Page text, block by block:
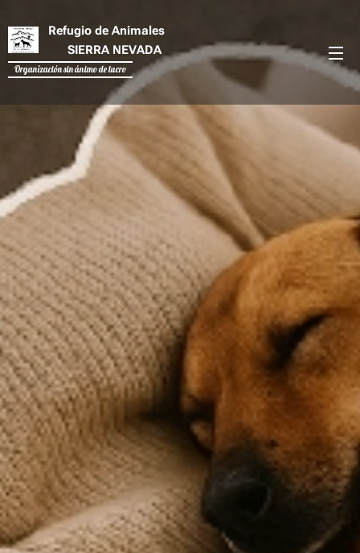
Refugio de Animales
SIERRA NEVADA
Organización sin ánimo de lucro